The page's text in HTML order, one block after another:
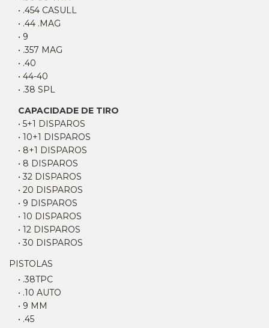
• .454 CASULL
• .44 .MAG
• 9
• .357 MAG
• .40
• 44-40
• .38 SPL
CAPACIDADE DE TIRO
• 5+1 DISPAROS
• 10+1 DISPAROS
• 8+1 DISPAROS
• 8 DISPAROS
• 32 DISPAROS
• 20 DISPAROS
• 9 DISPAROS
• 10 DISPAROS
• 12 DISPAROS
• 30 DISPAROS
PISTOLAS
• .38TPC
• .10 AUTO
• 9 MM
• .45